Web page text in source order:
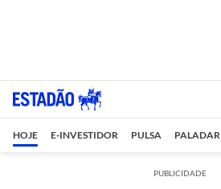
HOJE E-INVESTIDOR PULSA PALADAR
PUBLICIDADE